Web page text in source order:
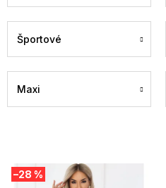
Športové
Maxi
V
ý–28 %